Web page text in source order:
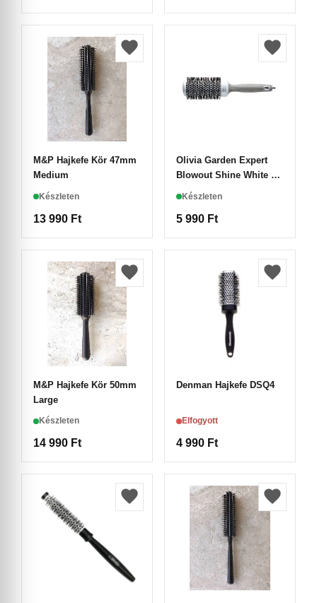
M&P Hajkefe Kör 47mm
Medium
Készleten
13 990 Ft
Olivia Garden Expert
Blowout Shine White &
Grey Hajkefe 45
Készleten
5 990 Ft
M&P Hajkefe Kör 50mm
Large
Készleten
14 990 Ft
Denman Hajkefe DSQ4
Elfogyott
4 990 Ft